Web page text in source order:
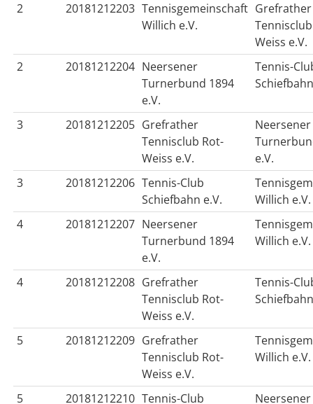
2
20181212203 Tennisgemeinschaft
Willich e.V.
Grefrather
Weiss e.V.
2
20181212204 Neersener
Turnerbund 1894
e.V.
Tennis-
3 20181212205 Grefrather
Tennisclub Rot-
Weiss e.V.
Neersener
e.V.
3
20181212206 Tennis-Club
Schiefbahn e.V.
Willich e.V.
4
20181212207 Neersener
Turnerbund 1894
e.V.
Willich e.V.
4 20181212208 Grefrather
Tennisclub Rot-
Weiss e.V.
Tennis-
5 20181212209 Grefrather
Tennisclub Rot-
Weiss e.V.
Willich e.V.
5 20181212210 Tennis-Club
Neersener